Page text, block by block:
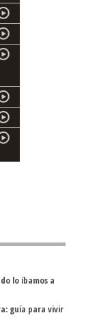
lo íbamos a
guía para vivir